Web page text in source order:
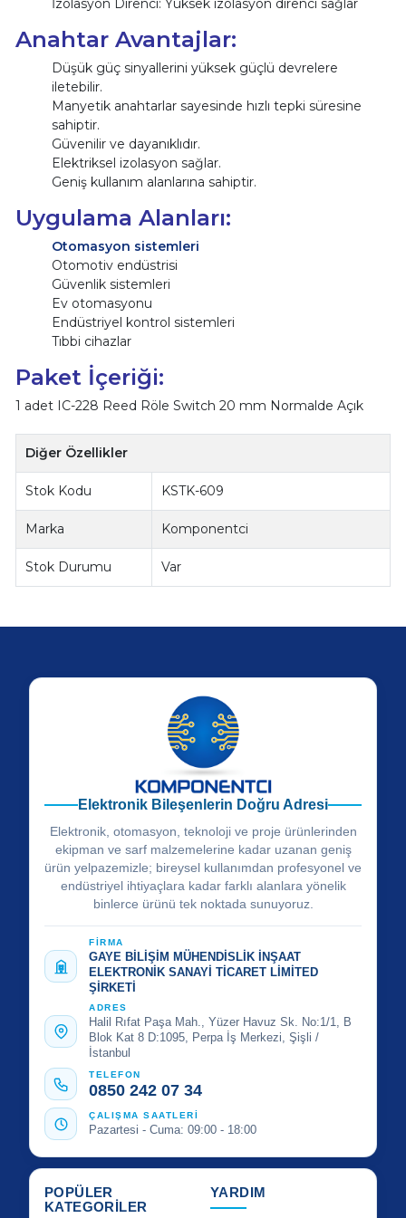
İzolasyon Direnci: Yüksek izolasyon direnci sağlar
Anahtar Avantajlar:
Düşük güç sinyallerini yüksek güçlü devrelere
iletebilir.
Manyetik anahtarlar sayesinde hızlı tepki süresine
sahiptir.
Güvenilir ve dayanıklıdır.
Elektriksel izolasyon sağlar.
Geniş kullanım alanlarına sahiptir.
Uygulama Alanları:
Otomasyon sistemleri
Otomotiv endüstrisi
Güvenlik sistemleri
Ev otomasyonu
Endüstriyel kontrol sistemleri
Tıbbi cihazlar
Paket İçeriği:
1 adet IC-228 Reed Röle Switch 20 mm Normalde Açık
Diğer Özellikler
Stok Kodu KSTK-609
Marka Komponentci
Stok Durumu Var
Elektronik Bileşenlerin Doğru Adresi
Elektronik, otomasyon, teknoloji ve proje ürünlerinden
ekipman ve sarf malzemelerine kadar uzanan geniş
ürün yelpazemizle; bireysel kullanımdan profesyonel ve
endüstriyel ihtiyaçlara kadar farklı alanlara yönelik
binlerce ürünü tek noktada sunuyoruz.
FİRMA
GAYE BİLİŞİM MÜHENDİSLİK İNŞAAT
ELEKTRONİK SANAYİ TİCARET LİMİTED
ŞİRKETİ
ADRES
Halil Rıfat Paşa Mah., Yüzer Havuz Sk. No:1/1, B
Blok Kat 8 D:1095, Perpa İş Merkezi, Şişli /
İstanbul
TELEFON
0850 242 07 34
ÇALIŞMA SAATLERİ
Pazartesi - Cuma: 09:00 - 18:00
POPÜLER
KATEGORİLER
YARDIM